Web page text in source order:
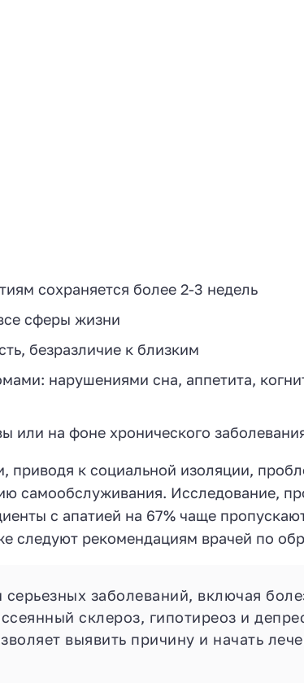
сохраняется более 2-3 недель
сферы жизни
безразличие к близким
нарушениями сна, аппетита,
или на фоне хронического
приводя к социальной изоляции,
самообслуживания. Исследование,
с апатией на 67% чаще
следуют рекомендациям врачей по
заболеваний, включая
склероз, гипотиреоз и
выявить причину и начать